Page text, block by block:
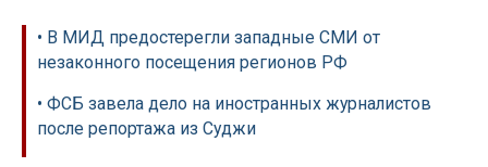
• В МИД предостерегли западные СМИ от
незаконного посещения регионов РФ
• ФСБ завела дело на иностранных журналистов
после репортажа из Суджи